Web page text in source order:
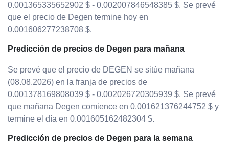
0.001365335652902 $ - 0.002007846548385 $. Se prevé
que el precio de Degen termine hoy en
0.001606277238708 $.
Predicción de precios de Degen para mañana
Se prevé que el precio de DEGEN se sitúe mañana
(08.08.2026) en la franja de precios de
0.001378169808039 $ - 0.002026720305939 $. Se prevé
que mañana Degen comience en 0.001621376244752 $ y
termine el día en 0.001605162482304 $.
Predicción de precios de Degen para la semana